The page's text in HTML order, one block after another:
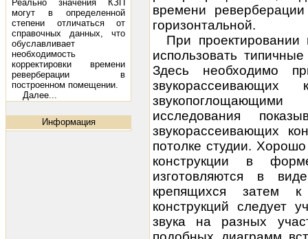
Реально значения КЗП
могут в определенной
степени отличаться от
справочных данных, что
обуславливает
необходимость
корректировки времени
реверберации в
построенном помещении.
Далее...
Информация
времени
горизонтальной.
При проектировании
использовать
Здесь необходимо
исследования
звукорассеивающих
потолке студии.
конструкции в
изготовляются в
крепящихся затем
конструкций следует
звука на разных